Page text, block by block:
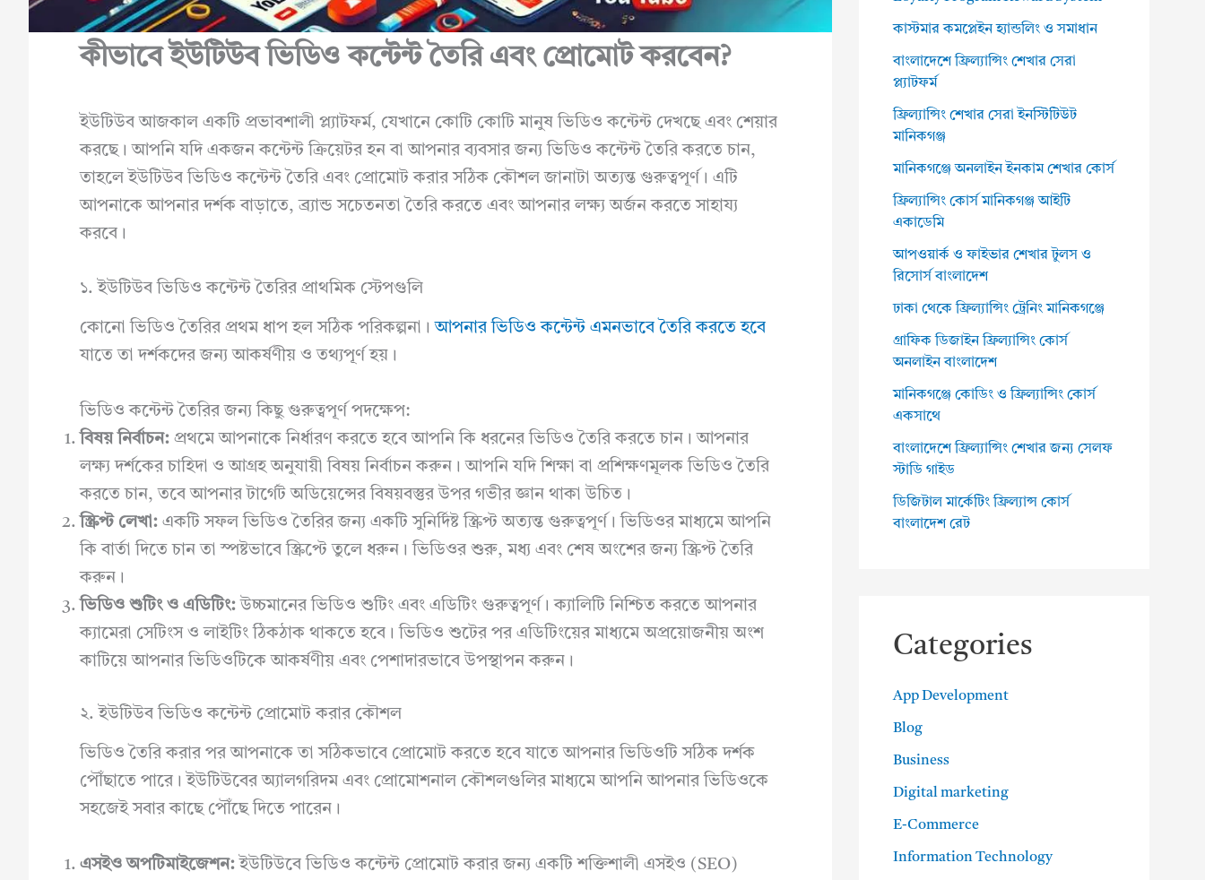
কীভাবে ইউটিউব ভিডিও কন্টেন্ট তৈরি এবং প্রোমোট করবেন?
ইউটিউব আজকাল একটি প্রভাবশালী প্ল্যাটফর্ম, যেখানে কোটি কোটি মানুষ ভিডিও কন্টেন্ট দেখছে এবং শেয়ার
করছে। আপনি যদি একজন কন্টেন্ট ক্রিয়েটর হন বা আপনার ব্যবসার জন্য ভিডিও কন্টেন্ট তৈরি করতে চান,
তাহলে ইউটিউব ভিডিও কন্টেন্ট তৈরি এবং প্রোমোট করার সঠিক কৌশল জানাটা অত্যন্ত গুরুত্বপূর্ণ। এটি
আপনাকে আপনার দর্শক বাড়াতে, ব্র্যান্ড সচেতনতা তৈরি করতে এবং আপনার লক্ষ্য অর্জন করতে সাহায্য
করবে।
১. ইউটিউব ভিডিও কন্টেন্ট তৈরির প্রাথমিক স্টেপগুলি
কোনো ভিডিও তৈরির প্রথম ধাপ হল সঠিক পরিকল্পনা। আপনার ভিডিও কন্টেন্ট এমনভাবে তৈরি করতে হবে
যাতে তা দর্শকদের জন্য আকর্ষণীয় ও তথ্যপূর্ণ হয়।
ভিডিও কন্টেন্ট তৈরির জন্য কিছু গুরুত্বপূর্ণ পদক্ষেপ:
বিষয় নির্বাচন: প্রথমে আপনাকে নির্ধারণ করতে হবে আপনি কি ধরনের ভিডিও তৈরি করতে চান। আপনার
লক্ষ্য দর্শকের চাহিদা ও আগ্রহ অনুযায়ী বিষয় নির্বাচন করুন। আপনি যদি শিক্ষা বা প্রশিক্ষণমূলক ভিডিও তৈরি
করতে চান, তবে আপনার টার্গেট অডিয়েন্সের বিষয়বস্তুর উপর গভীর জ্ঞান থাকা উচিত।
স্ক্রিপ্ট লেখা: একটি সফল ভিডিও তৈরির জন্য একটি সুনির্দিষ্ট স্ক্রিপ্ট অত্যন্ত গুরুত্বপূর্ণ। ভিডিওর মাধ্যমে আপনি
কি বার্তা দিতে চান তা স্পষ্টভাবে স্ক্রিপ্টে তুলে ধরুন। ভিডিওর শুরু, মধ্য এবং শেষ অংশের জন্য স্ক্রিপ্ট তৈরি
করুন।
ভিডিও শুটিং ও এডিটিং: উচ্চমানের ভিডিও শুটিং এবং এডিটিং গুরুত্বপূর্ণ। ক্যালিটি নিশ্চিত করতে আপনার
ক্যামেরা সেটিংস ও লাইটিং ঠিকঠাক থাকতে হবে। ভিডিও শুটের পর এডিটিংয়ের মাধ্যমে অপ্রয়োজনীয় অংশ
কাটিয়ে আপনার ভিডিওটিকে আকর্ষণীয় এবং পেশাদারভাবে উপস্থাপন করুন।
২. ইউটিউব ভিডিও কন্টেন্ট প্রোমোট করার কৌশল
ভিডিও তৈরি করার পর আপনাকে তা সঠিকভাবে প্রোমোট করতে হবে যাতে আপনার ভিডিওটি সঠিক দর্শক
পৌঁছাতে পারে। ইউটিউবের অ্যালগরিদম এবং প্রোমোশনাল কৌশলগুলির মাধ্যমে আপনি আপনার ভিডিওকে
সহজেই সবার কাছে পৌঁছে দিতে পারেন।
এসইও অপটিমাইজেশন: ইউটিউবে ভিডিও কন্টেন্ট প্রোমোট করার জন্য একটি শক্তিশালী এসইও (SEO)
কাস্টমার কমপ্লেইন হ্যান্ডলিং ও সমাধান
বাংলাদেশে ফ্রিল্যান্সিং শেখার সেরা
প্ল্যাটফর্ম
ফ্রিল্যান্সিং শেখার সেরা ইনস্টিটিউট
মানিকগঞ্জ
মানিকগঞ্জে অনলাইন ইনকাম শেখার কোর্স
ফ্রিল্যান্সিং কোর্স মানিকগঞ্জ আইটি
একাডেমি
আপওয়ার্ক ও ফাইভার শেখার টুলস ও
রিসোর্স বাংলাদেশ
ঢাকা থেকে ফ্রিল্যান্সিং ট্রেনিং মানিকগঞ্জে
গ্রাফিক ডিজাইন ফ্রিল্যান্সিং কোর্স
অনলাইন বাংলাদেশ
মানিকগঞ্জে কোডিং ও ফ্রিল্যান্সিং কোর্স
একসাথে
বাংলাদেশে ফ্রিল্যান্সিং শেখার জন্য সেলফ
স্টাডি গাইড
ডিজিটাল মার্কেটিং ফ্রিল্যান্স কোর্স
বাংলাদেশ রেট
Categories
App Development
Blog
Business
Digital marketing
E-Commerce
Information Technology